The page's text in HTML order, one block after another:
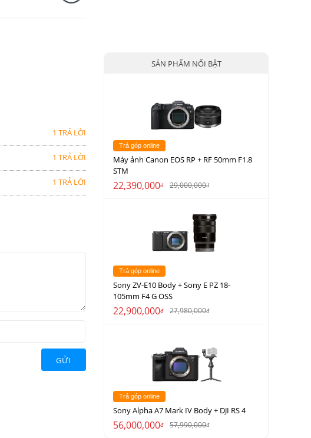
1 TRẢ LỜI
1 TRẢ LỜI
1 TRẢ LỜI
GỬI
SẢN PHẨM NỔI BẬT
Trả góp online
Máy ảnh Canon EOS RP + RF 50mm F1.8
STM
22,390,000đ 29,000,000đ
Trả góp online
Sony ZV-E10 Body + Sony E PZ 18-
105mm F4 G OSS
22,900,000đ 27,980,000đ
Trả góp online
Sony Alpha A7 Mark IV Body + DJI RS 4
56,000,000đ 57,990,000đ